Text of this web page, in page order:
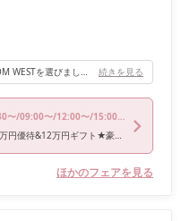
披露宴会場は5階のTHE ROYAL BALLROOM WESTを選びました。 オリエンタルホテルには大きく分けて3種類の会場があり、本当は黒シャンデリアが素敵な6階のTHE ORIENTAL ROOMが希望でした。 しかし、思ったよりもゲストが増えてしまったので、もう１つ広い会場であるTHE ROYAL BALLROOM WESTに変更していただきました。 こちらの会場は金屏風が印象的で、西洋と東洋の雰囲気が入り混じっているので、ドレスも和装もどちらも着たい！という方には特にピッタリだと思います。 私は和装はしなかったので、装花担当の方に相談して、金屏風が目立ちすぎないように会場をコーディネートしていただきました。 案内は着席100名までとのことでしたが、80名くらいがベストな印象でした。 続きを見る
〜/09:00〜/12:00〜/15:00〜
直前◎【祝日限定特典】150万円優待&12万円ギフト★豪華20大特典♪
ほかのフェアを見る